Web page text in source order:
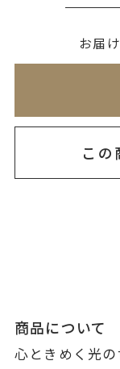
(刻
お届
こ
商品について
心ときめく光